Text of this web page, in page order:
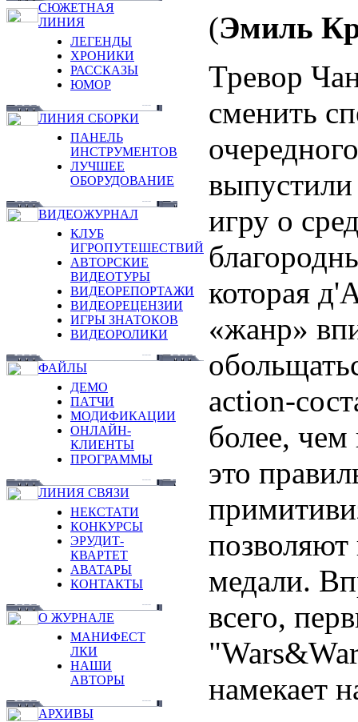
СЮЖЕТНАЯ
ЛИНИЯ
ЛЕГЕНДЫ
ХРОНИКИ
РАССКАЗЫ
ЮМОР
ЛИНИЯ СБОРКИ
ПАНЕЛЬ
ИНСТРУМЕНТОВ
ЛУЧШЕЕ
ОБОРУДОВАНИЕ
ВИДЕОЖУРНАЛ
КЛУБ
ИГРОПУТЕШЕСТВИЙ
АВТОРСКИЕ
ВИДЕОТУРЫ
ВИДЕОРЕПОРТАЖИ
ВИДЕОРЕЦЕНЗИИ
ИГРЫ ЗНАТОКОВ
ВИДЕОРОЛИКИ
ФАЙЛЫ
ДЕМО
ПАТЧИ
МОДИФИКАЦИИ
ОНЛАЙН-
КЛИЕНТЫ
ПРОГРАММЫ
ЛИНИЯ СВЯЗИ
НЕКСТАТИ
КОНКУРСЫ
ЭРУДИТ-
КВАРТЕТ
АВАТАРЫ
КОНТАКТЫ
О ЖУРНАЛЕ
МАНИФЕСТ
ЛКИ
НАШИ
АВТОРЫ
АРХИВЫ
(Эмиль
Тревор
сменить
игру о
которая
«жанр»
action-
более,
это
медали.
всего,
намекает